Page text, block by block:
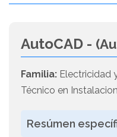
AutoCAD -
Familia: Electricidad
Técnico en
Resúmen